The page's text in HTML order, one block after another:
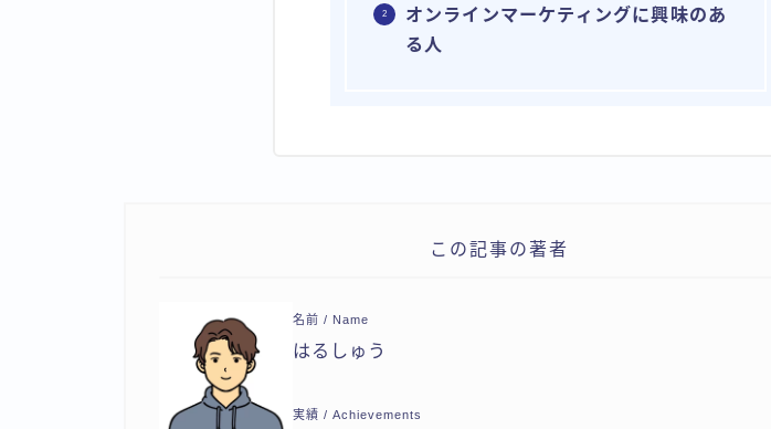
オンラインマーケティングに興味のあ
る人
この記事の著者
名前 / Name
はるしゅう
実績 / Achievements